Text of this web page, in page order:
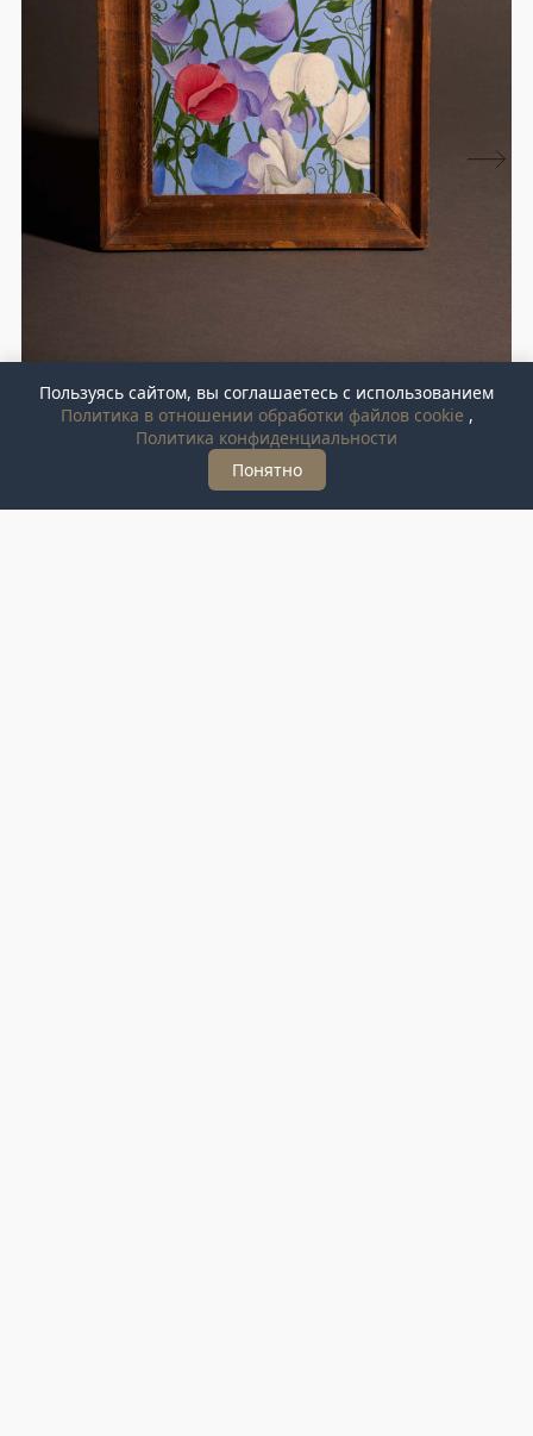
Картина “Душистый горошек”, Александр Туманов,
Пользуясь сайтом, вы соглашаетесь с использованием
Политика в отношении обработки файлов cookie ,
Политика конфиденциальности
Понятно